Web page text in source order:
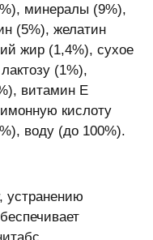
минералы (9%),
(5%), желатин
жир (1,4%), сухое
(1%),
витамин Е
кислоту
воду (до 100%).
устранению